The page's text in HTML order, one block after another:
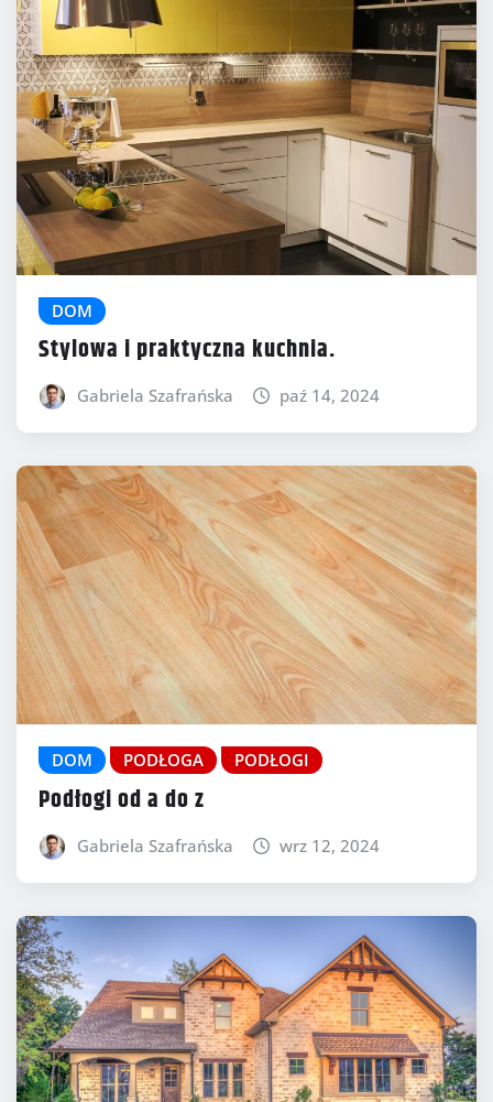
DOM
Stylowa i praktyczna kuchnia.
Gabriela Szafrańska paź 14, 2024
DOM PODŁOGA PODŁOGI
Podłogi od a do z
Gabriela Szafrańska wrz 12, 2024